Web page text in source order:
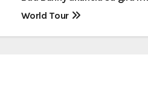
World Tour